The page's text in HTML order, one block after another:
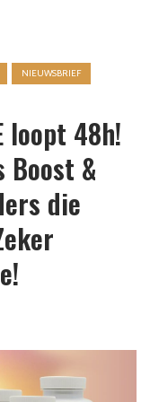
NIEUWSBRIEF
loopt 48h!
&
die